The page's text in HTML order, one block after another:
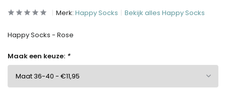
Merk: Happy Socks Bekijk alles Happy Socks
Happy Socks - Rose
Maak een keuze: *